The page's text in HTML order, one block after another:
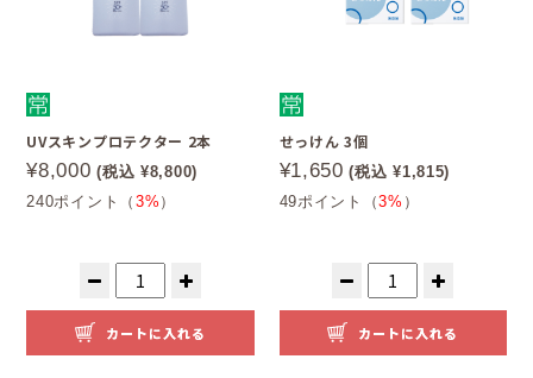
UVスキンプロテクター 2本
¥8,000 (税込 ¥8,800)
240ポイント（ 3% ）
カートに入れる
せっけん 3個
¥1,650 (税込 ¥1,815)
49ポイント（3% ）
カートに入れる